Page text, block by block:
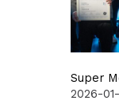
Super
2026-